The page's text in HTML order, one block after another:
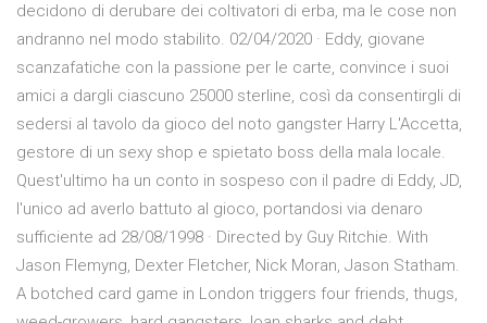
decidono di derubare dei coltivatori di erba, ma le cose non
andranno nel modo stabilito. 02/04/2020 · Eddy, giovane
scanzafatiche con la passione per le carte, convince i suoi
amici a dargli ciascuno 25000 sterline, così da consentirgli di
sedersi al tavolo da gioco del noto gangster Harry L'Accetta,
gestore di un sexy shop e spietato boss della mala locale.
Quest'ultimo ha un conto in sospeso con il padre di Eddy, JD,
l'unico ad averlo battuto al gioco, portandosi via denaro
sufficiente ad 28/08/1998 · Directed by Guy Ritchie. With
Jason Flemyng, Dexter Fletcher, Nick Moran, Jason Statham.
A botched card game in London triggers four friends, thugs,